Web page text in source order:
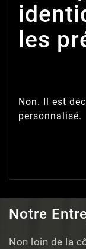
les
Non. Il est
personnalisé.
Notre
Non loin de la